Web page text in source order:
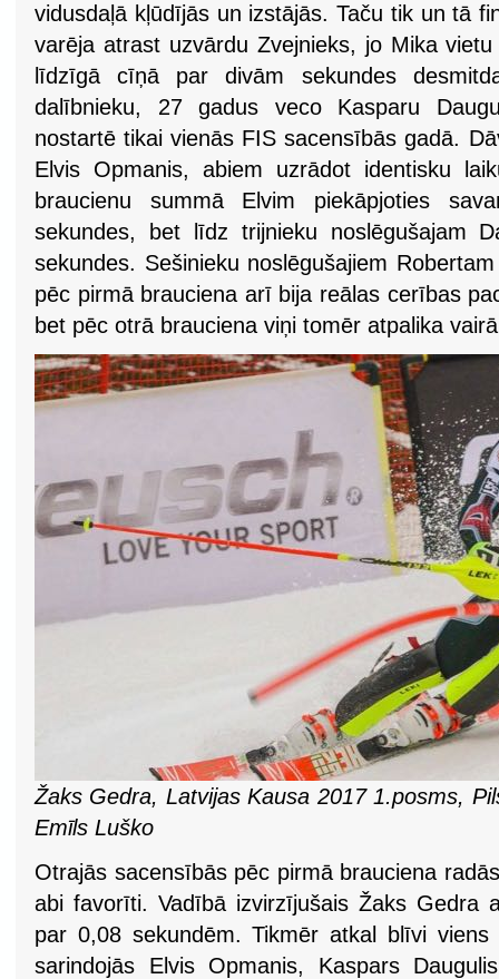
vidusdaļā kļūdījās un izstājās. Taču tik un tā
varēja atrast uzvārdu Zvejnieks, jo Mika
līdzīgā cīņā par divām sekundes
dalībnieku, 27 gadus veco Kasparu
nostartē tikai vienās FIS sacensībās gadā.
Elvis Opmanis, abiem uzrādot identisku
braucienu summā Elvim piekāpjoties
sekundes, bet līdz trijnieku noslēgušajam
sekundes. Sešinieku noslēgušajiem
pēc pirmā brauciena arī bija reālas cerības
bet pēc otrā brauciena viņi tomēr atpalika
Žaks Gedra, Latvijas Kausa 2017 1.posms,
Emīls Luško
Otrajās sacensībās pēc pirmā brauciena
abi favorīti. Vadībā izvirzījušais Žaks Gedra
par 0,08 sekundēm. Tikmēr atkal blīvi
sarindojās Elvis Opmanis, Kaspars